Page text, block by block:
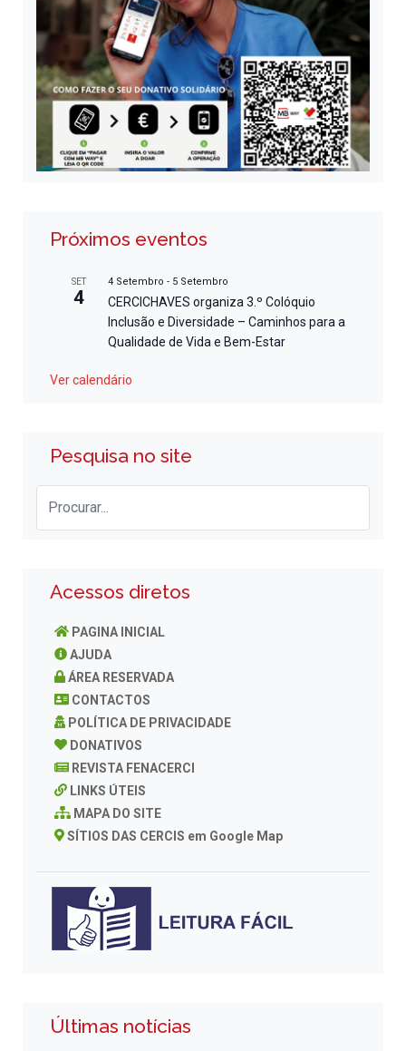
Próximos eventos
SET
4
4 Setembro - 5 Setembro
CERCICHAVES organiza 3.º Colóquio
Inclusão e Diversidade – Caminhos para a
Qualidade de Vida e Bem-Estar
Ver calendário
Pesquisa no site
Acessos diretos
PAGINA INICIAL
AJUDA
ÁREA RESERVADA
CONTACTOS
POLÍTICA DE PRIVACIDADE
DONATIVOS
REVISTA FENACERCI
LINKS ÚTEIS
MAPA DO SITE
SÍTIOS DAS CERCIS em Google Map
Últimas notícias